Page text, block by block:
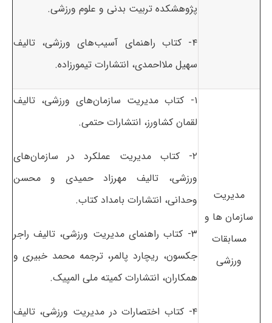
پژوهشکده تربیت بدنی و علوم ورزشی.
۴- کتاب راهنمای آسیب‌های ورزشی، تالیف
سهیل ملااحمدی، انتشارات تیمورزاده.
مدیریت
سازمان ها و
مسابقات
ورزشی
۱- کتاب مدیریت سازمان‌های ورزشی، تالیف
لقمان کشاورز، انتشارات حتمی.
۲- کتاب مدیریت عملکرد در سازمان‌های
ورزشی، تالیف مهرزاد حمیدی و محسن
وحدانی، انتشارات بامداد کتاب.
۳- کتاب راهنمای مدیریت ورزشی، تالیف راجر
جکسون، ریچارد پالمر، ترجمه محمد خبیری و
همکاران، انتشارات کمیته ملی المپیک.
۴- کتاب اختصارات در مدیریت ورزشی، تالیف